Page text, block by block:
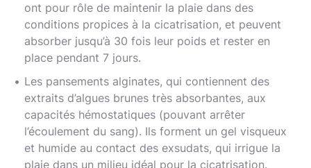
ont pour rôle de maintenir la plaie dans des
conditions propices à la cicatrisation, et peuvent
absorber jusqu’à 30 fois leur poids et rester en
place pendant 7 jours.
Les pansements alginates, qui contiennent des
extraits d’algues brunes très absorbantes, aux
capacités hémostatiques (pouvant arrêter
l’écoulement du sang). Ils forment un gel visqueux
et humide au contact des exsudats, qui irrigue la
plaie dans un milieu idéal pour la cicatrisation.